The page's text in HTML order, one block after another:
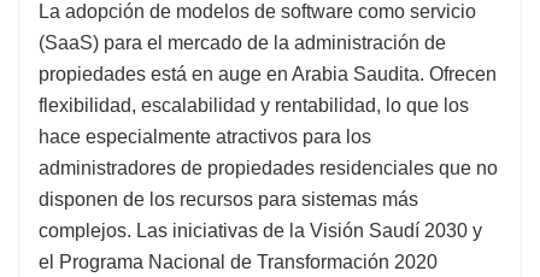
La adopción de modelos de software como servicio
(SaaS) para el mercado de la administración de
propiedades está en auge en Arabia Saudita. Ofrecen
flexibilidad, escalabilidad y rentabilidad, lo que los
hace especialmente atractivos para los
administradores de propiedades residenciales que no
disponen de los recursos para sistemas más
complejos. Las iniciativas de la Visión Saudí 2030 y
el Programa Nacional de Transformación 2020